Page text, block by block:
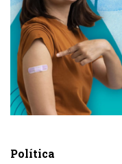
Política